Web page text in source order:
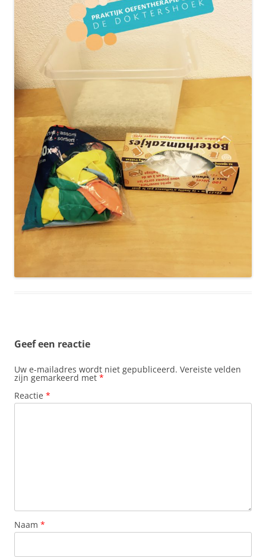
Geef een reactie
Uw e-mailadres wordt niet gepubliceerd. Vereiste velden
zijn gemarkeerd met *
Reactie *
Naam *